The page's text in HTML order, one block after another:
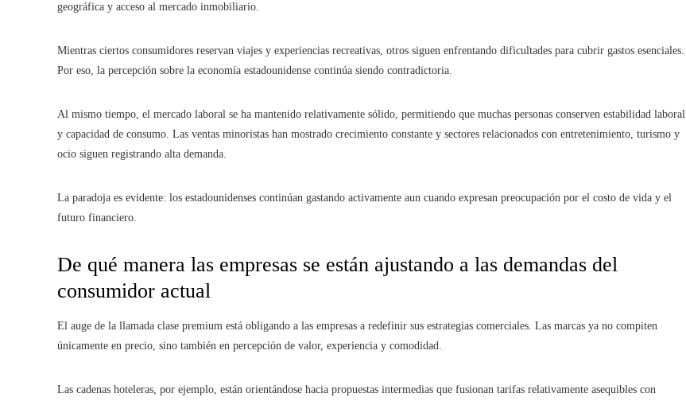
geográfica y acceso al mercado inmobiliario.
Mientras ciertos consumidores reservan viajes y experiencias recreativas, otros siguen enfrentando dificultades para cubrir gastos esenciales.
Por eso, la percepción sobre la economía estadounidense continúa siendo contradictoria.
Al mismo tiempo, el mercado laboral se ha mantenido relativamente sólido, permitiendo que muchas personas conserven estabilidad laboral
y capacidad de consumo. Las ventas minoristas han mostrado crecimiento constante y sectores relacionados con entretenimiento, turismo y
ocio siguen registrando alta demanda.
La paradoja es evidente: los estadounidenses continúan gastando activamente aun cuando expresan preocupación por el costo de vida y el
futuro financiero.
De qué manera las empresas se están ajustando a las demandas del
consumidor actual
El auge de la llamada clase premium está obligando a las empresas a redefinir sus estrategias comerciales. Las marcas ya no compiten
únicamente en precio, sino también en percepción de valor, experiencia y comodidad.
Las cadenas hoteleras, por ejemplo, están orientándose hacia propuestas intermedias que fusionan tarifas relativamente asequibles con